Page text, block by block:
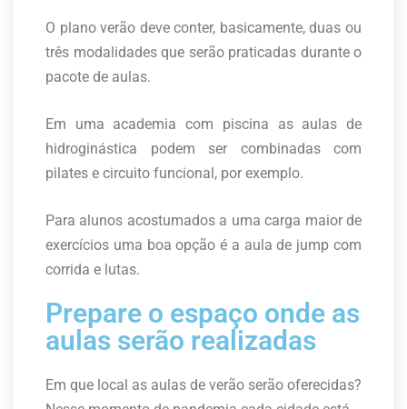
O plano verão deve conter, basicamente, duas ou
três modalidades que serão praticadas durante o
pacote de aulas.
Em uma academia com piscina as aulas de
hidroginástica podem ser combinadas com
pilates e circuito funcional, por exemplo.
Para alunos acostumados a uma carga maior de
exercícios uma boa opção é a aula de jump com
corrida e lutas.
Prepare o espaço onde as
aulas serão realizadas
Em que local as aulas de verão serão oferecidas?